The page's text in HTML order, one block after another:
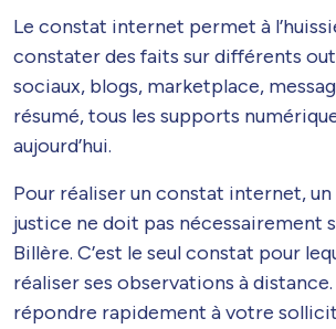
Le constat internet permet à
constater des faits sur différents
sociaux, blogs, marketplace,
résumé, tous les supports
aujourd’hui.
Pour réaliser un constat internet,
justice ne doit pas nécessairement
Billère. C’est le seul constat pour
réaliser ses observations à
répondre rapidement à votre